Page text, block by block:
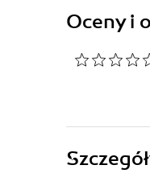
Oceny i